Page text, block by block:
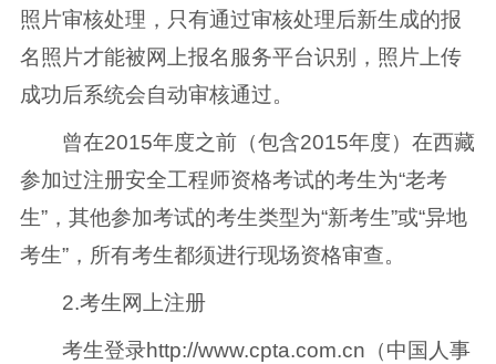
照片审核处理，只有通过审核处理后新生成的报
名照片才能被网上报名服务平台识别，照片上传
成功后系统会自动审核通过。
曾在2015年度之前（包含2015年度）在西藏
参加过注册安全工程师资格考试的考生为“老考
生”，其他参加考试的考生类型为“新考生”或“异地
考生”，所有考生都须进行现场资格审查。
2.考生网上注册
考生登录http://www.cpta.com.cn（中国人事